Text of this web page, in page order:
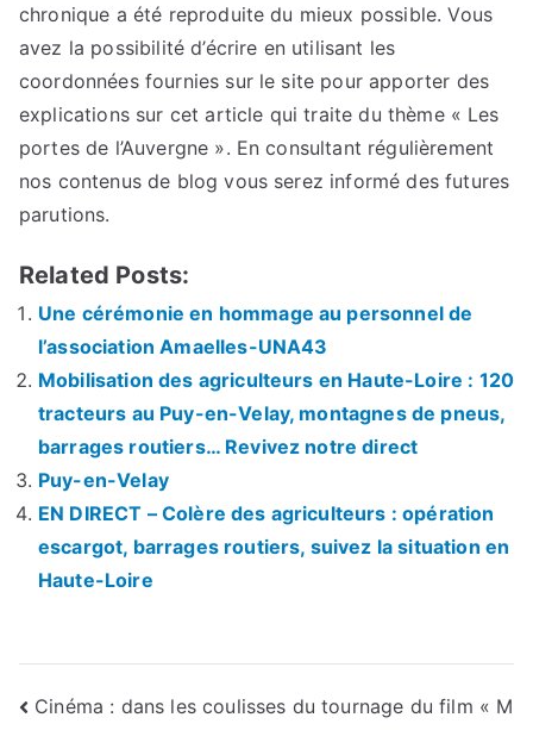
chronique a été reproduite du mieux possible. Vous
avez la possibilité d’écrire en utilisant les
coordonnées fournies sur le site pour apporter des
explications sur cet article qui traite du thème « Les
portes de l’Auvergne ». En consultant régulièrement
nos contenus de blog vous serez informé des futures
parutions.
Related Posts:
Une cérémonie en hommage au personnel de
l’association Amaelles-UNA43
Mobilisation des agriculteurs en Haute-Loire : 120
tracteurs au Puy-en-Velay, montagnes de pneus,
barrages routiers… Revivez notre direct
Puy-en-Velay
EN DIRECT – Colère des agriculteurs : opération
escargot, barrages routiers, suivez la situation en
Haute-Loire
Navigation
Cinéma : dans les coulisses du tournage du film « M